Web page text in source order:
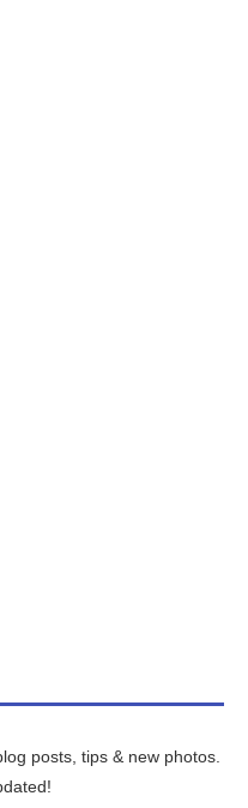
posts, tips & new photos.